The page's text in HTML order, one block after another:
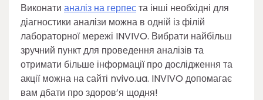
Виконати аналіз на герпеста інші необхідні для
діагностики аналізи можна в одній із філій
лабораторної мережі INVIVO. Вибрати найбільш
зручний пункт для проведення аналізів та
отримати більше інформації про дослідження та
акції можна на сайті nvivo.ua. INVIVO допомагає
вам дбати про здоров’я щодня!